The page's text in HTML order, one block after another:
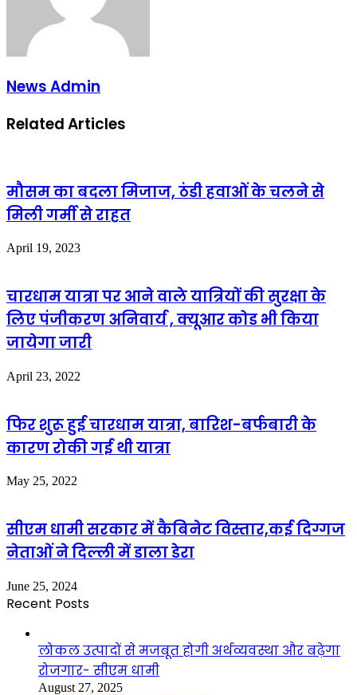
News Admin
Related Articles
मौसम का बदला मिजाज, ठंडी हवाओं के चलने से
मिली गर्मी से राहत
April 19, 2023
चारधाम यात्रा पर आने वाले यात्रियों की सुरक्षा के
लिए पंजीकरण अनिवार्य , क्यूआर कोड भी किया
जायेगा जारी
April 23, 2022
फिर शुरू हुई चारधाम यात्रा, बारिश-बर्फबारी के
कारण रोकी गई थी यात्रा
May 25, 2022
सीएम धामी सरकार में कैबिनेट विस्तार,कई दिग्गज
नेताओं ने दिल्ली में डाला डेरा
June 25, 2024
Recent Posts
लोकल उत्पादों से मजबूत होगी अर्थव्यवस्था और बढ़ेगा
रोजगार- सीएम धामी
August 27, 2025